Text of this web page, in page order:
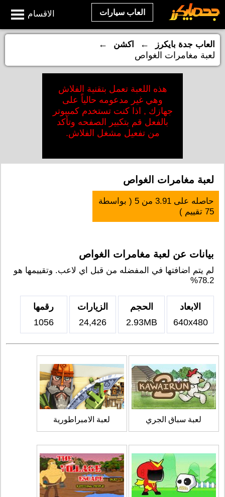
الاقسام العاب سيارات
العاب جدة بايكرز ← اكشن
←
لعبة مغامرات الغواص
هذه اللعبة تعمل بتقنية الفلاش
وهي غير مدعومه حالياً على
جهازك , اذا كنت تستخدم كمبيوتر
بالفعل قم بتكبير الصفحه وتأكد
من تفعيل مشغل الفلاش.
لعبة مغامرات الغواص
حاصله على3.91 من5 ( بواسطة
75 تقييم )
بيانات عن لعبة مغامرات الغواص
لم يتم اضافتها في المفضله من قبل اي لاعب. وتقييمها هو
78.2%
الابعاد
640x480
الحجم
2.93MB
الزيارات
24,426
رقمها
1056
لعبة سباق الجري لعبة الامبراطورية